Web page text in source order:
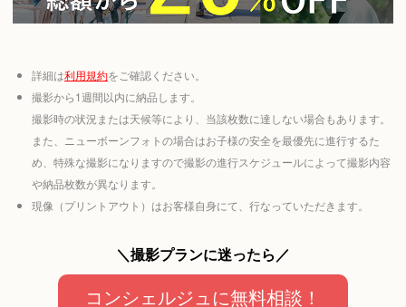
詳細は利用規約をご確認ください。
撮影から1週間以内に納品します。
撮影時の状況または天候等により、当該枚数に達しない場合もあります。
また、ニューボーンフォトの場合はお子様の安全を最優先に進行するた
め、特殊な撮影になりますので撮影の進行スケジュールによって撮影内容
や納品枚数が異なります。
現像（プリントアウト）はお客様自身にて、行なっていただきます。
＼撮影プランに迷ったら／
コンシェルジュに無料相談！